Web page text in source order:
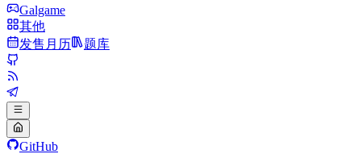
Galgame
其他
发售月历
题库
GitHub